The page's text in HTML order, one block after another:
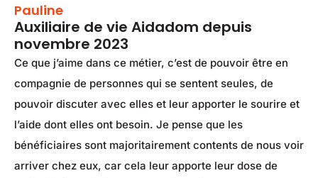
Pauline
Auxiliaire de vie Aidadom depuis
novembre 2023
Ce que j’aime dans ce métier, c’est de pouvoir être en
compagnie de personnes qui se sentent seules, de
pouvoir discuter avec elles et leur apporter le sourire et
l’aide dont elles ont besoin. Je pense que les
bénéficiaires sont majoritairement contents de nous voir
arriver chez eux, car cela leur apporte leur dose de